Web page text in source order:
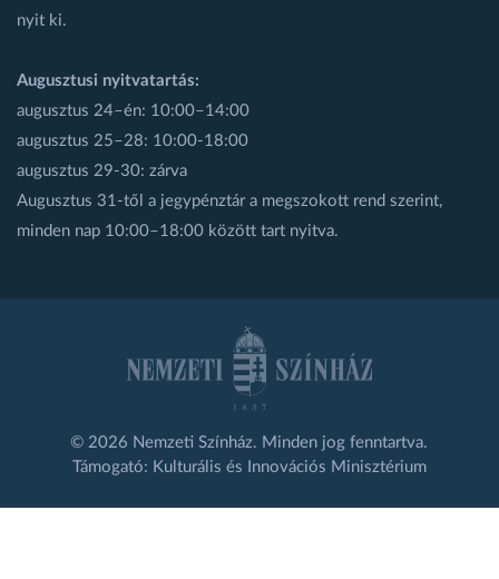
nyit ki.
Augusztusi nyitvatartás:
augusztus 24–én: 10:00–14:00
augusztus 25–28: 10:00-18:00
augusztus 29-30: zárva
Augusztus 31-től a jegypénztár a megszokott rend szerint,
minden nap 10:00–18:00 között tart nyitva.
© 2026 Nemzeti Színház. Minden jog fenntartva.
Támogató: Kulturális és Innovációs Minisztérium